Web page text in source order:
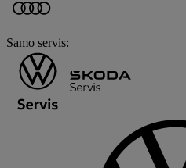
Samo servis: